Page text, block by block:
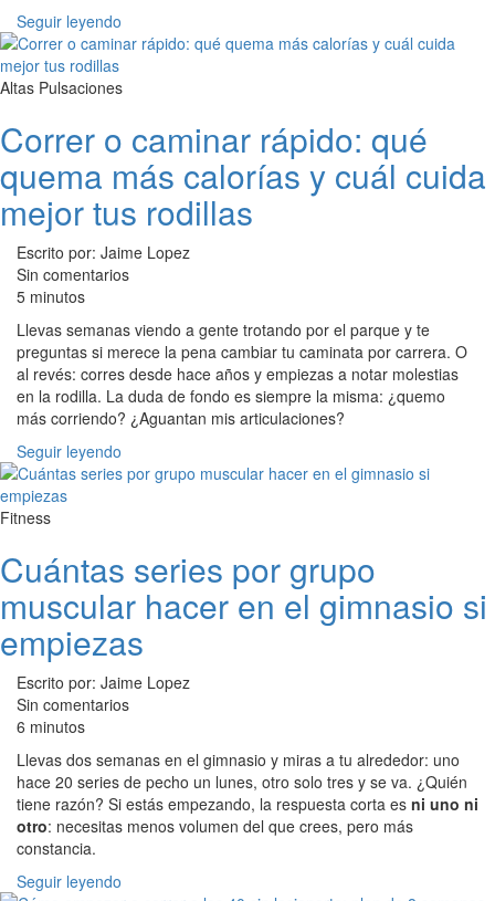
Seguir leyendo
Altas Pulsaciones
Correr o caminar rápido: qué
quema más calorías y cuál cuida
mejor tus rodillas
Escrito por: Jaime Lopez
Sin comentarios
5 minutos
Llevas semanas viendo a gente trotando por el parque y te
preguntas si merece la pena cambiar tu caminata por carrera. O
al revés: corres desde hace años y empiezas a notar molestias
en la rodilla. La duda de fondo es siempre la misma: ¿quemo
más corriendo? ¿Aguantan mis articulaciones?
Seguir leyendo
Fitness
Cuántas series por grupo
muscular hacer en el gimnasio si
empiezas
Escrito por: Jaime Lopez
Sin comentarios
6 minutos
Llevas dos semanas en el gimnasio y miras a tu alrededor: uno
hace 20 series de pecho un lunes, otro solo tres y se va. ¿Quién
tiene razón? Si estás empezando, la respuesta corta es ni uno ni
otro: necesitas menos volumen del que crees, pero más
constancia.
Seguir leyendo